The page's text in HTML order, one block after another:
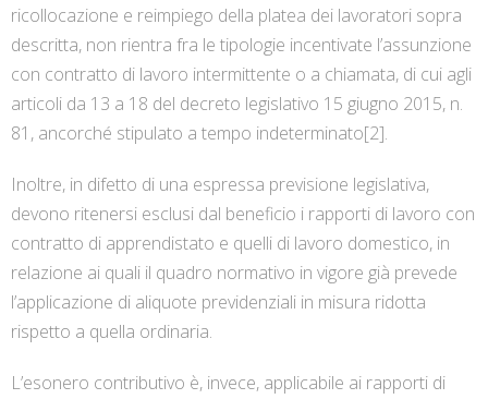
ricollocazione e reimpiego della platea dei lavoratori sopra
descritta, non rientra fra le tipologie incentivate l’assunzione
con contratto di lavoro intermittente o a chiamata, di cui agli
articoli da 13 a 18 del decreto legislativo 15 giugno 2015, n.
81, ancorché stipulato a tempo indeterminato[2].
Inoltre, in difetto di una espressa previsione legislativa,
devono ritenersi esclusi dal beneficio i rapporti di lavoro con
contratto di apprendistato e quelli di lavoro domestico, in
relazione ai quali il quadro normativo in vigore già prevede
l’applicazione di aliquote previdenziali in misura ridotta
rispetto a quella ordinaria.
L’esonero contributivo è, invece, applicabile ai rapporti di